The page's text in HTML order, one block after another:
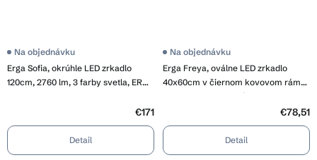
Erga Sofia, okrúhle LED zrkadlo
120cm, 2760 lm, 3 farby svetla, ERG-
Priemerné
produktu
je
Na objednávku
€171
Detail
Erga Freya, oválne LED zrkadlo
40x60cm v čiernom kovovom ráme,
3 farby svetla, zadné osvetlenie,
zapareniu, ERG-V01-FREYA-4060-
Na objednávku
€78,51
Detail